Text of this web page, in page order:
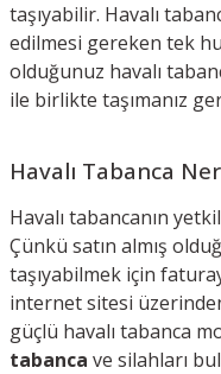
taşıyabilir. Havalı
edilmesi gereken tek
olduğunuz havalı
ile birlikte taşımanız
Havalı Tabanca
Havalı tabancanın
Çünkü satın almış
taşıyabilmek için
internet sitesi
güçlü havalı tabanca
tabanca ve silahları